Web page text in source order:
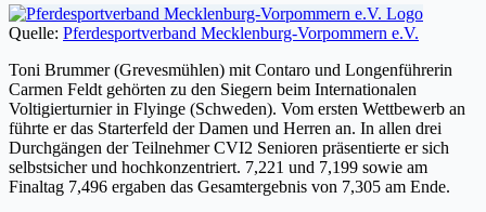
Quelle: Pferdesportverband Mecklenburg-Vorpommern e.V.
Toni Brummer (Grevesmühlen) mit Contaro und Longenführerin
Carmen Feldt gehörten zu den Siegern beim Internationalen
Voltigierturnier in Flyinge (Schweden). Vom ersten Wettbewerb an
führte er das Starterfeld der Damen und Herren an. In allen drei
Durchgängen der Teilnehmer CVI2 Senioren präsentierte er sich
selbstsicher und hochkonzentriert. 7,221 und 7,199 sowie am
Finaltag 7,496 ergaben das Gesamtergebnis von 7,305 am Ende.